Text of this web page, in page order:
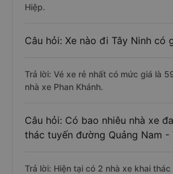
Hiệp.
Câu hỏi: Xe nào đi Tây Ninh có
Trả lời: Vé xe rẻ nhất có mức giá là
nhà xe Phan Khánh.
Câu hỏi: Có bao nhiêu nhà xe
thác tuyến đường Quảng Nam -
Trả lời: Hiện tại có 2 nhà xe khai